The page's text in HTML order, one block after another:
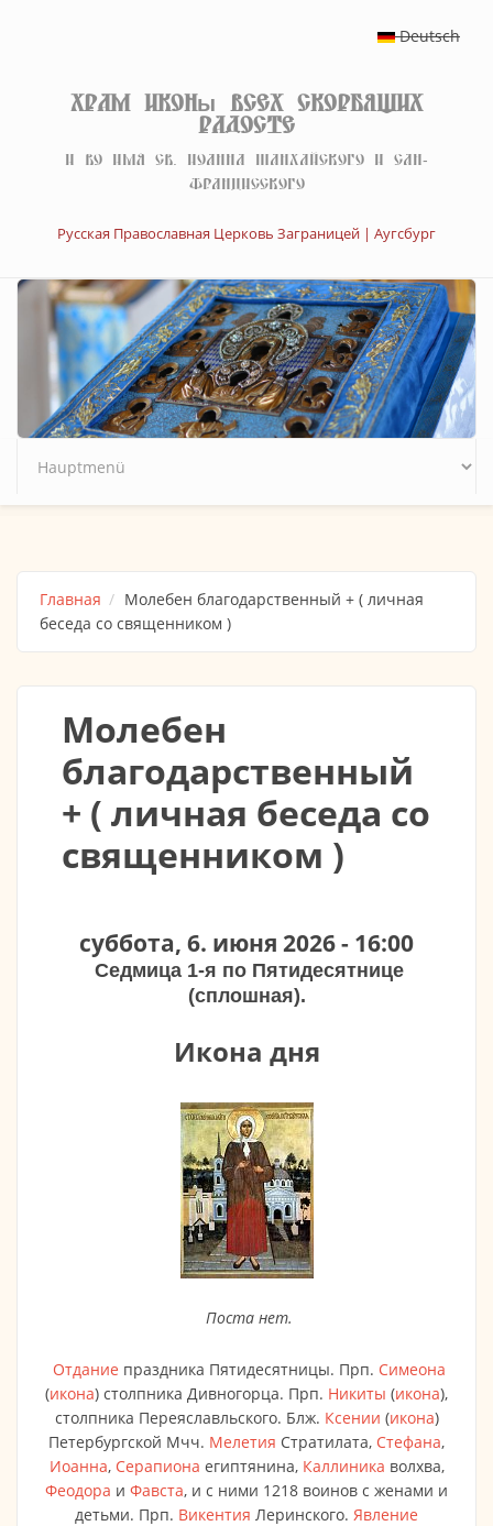
Deutsch
Храм иконы Всех скорбящих
Радосте
И во имя св. Иоанна Шанхайского и Сан-
Францисского
Русская Православная Церковь Заграницей | Аугсбург
Главная
Молебен благодарственный + ( личная
беседа со священником )
Молебен
благодарственный
+ ( личная беседа со
священником )
суббота, 6. июня 2026 - 16:00
Седмица 1-я по Пятидесятнице
(сплошная).
Икона дня
Поста нет.
Отдание праздника Пятидесятницы. Прп. Симеона
(икона) столпника Дивногорца. Прп. Никиты (икона),
столпника Переяславльского. Блж. Ксении (икона)
Петербургской Мчч. Мелетия Стратилата, Стефана,
Иоанна, Серапиона египтянина, Каллиника волхва,
Феодора и Фавста, и с ними 1218 воинов с женами и
детьми. Прп. Викентия Леринского. Явление